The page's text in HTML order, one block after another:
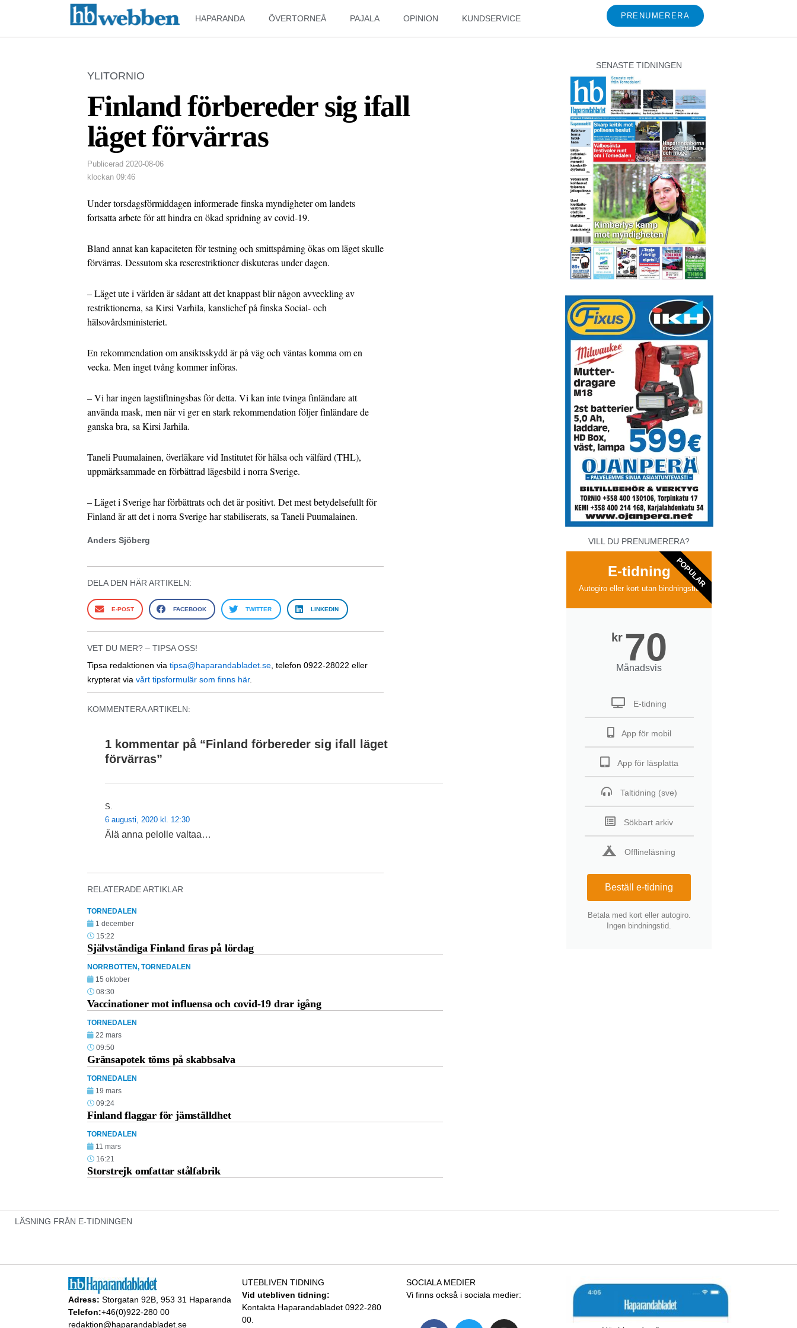
HAPARANDA ÖVERTORNEÅ PAJALA OPINION KUNDSERVICE PRENUMERERA
YLITORNIO
Finland förbereder sig ifall
läget förvärras
Publicerad 2020-08-06
klockan 09:46
Under torsdagsförmiddagen informerade finska myndigheter om landets
fortsatta arbete för att hindra en ökad spridning av covid-19.
Bland annat kan kapaciteten för testning och smittspårning ökas om läget skulle
förvärras. Dessutom ska reserestriktioner diskuteras under dagen.
– Läget ute i världen är sådant att det knappast blir någon avveckling av
restriktionerna, sa Kirsi Varhila, kanslichef på finska Social- och
hälsovårdsministeriet.
En rekommendation om ansiktsskydd är på väg och väntas komma om en
vecka. Men inget tvång kommer införas.
– Vi har ingen lagstiftningsbas för detta. Vi kan inte tvinga finländare att
använda mask, men när vi ger en stark rekommendation följer finländare de
ganska bra, sa Kirsi Jarhila.
Taneli Puumalainen, överläkare vid Institutet för hälsa och välfärd (THL),
uppmärksammade en förbättrad lägesbild i norra Sverige.
– Läget i Sverige har förbättrats och det är positivt. Det mest betydelsefullt för
Finland är att det i norra Sverige har stabiliserats, sa Taneli Puumalainen.
Anders Sjöberg
DELA DEN HÄR ARTIKELN:
E-POST FACEBOOK TWITTER LINKEDIN
VET DU MER? – TIPSA OSS!
Tipsa redaktionen via tipsa@haparandabladet.se , telefon 0922-28022 eller
krypterat via vårt tipsformulär som finns här.
KOMMENTERA ARTIKELN:
1 kommentar på “Finland förbereder sig ifall läget
förvärras”
S.
6 augusti, 2020 kl. 12:30
Älä anna pelolle valtaa…
RELATERADE ARTIKLAR
TORNEDALEN
1 december
15:22
Självständiga Finland firas på lördag
NORRBOTTEN, TORNEDALEN
15 oktober
08:30
Vaccinationer mot influensa och covid-19 drar igång
TORNEDALEN
22 mars
09:50
Gränsapotek töms på skabbsalva
TORNEDALEN
19 mars
09:24
Finland flaggar för jämställdhet
TORNEDALEN
11 mars
16:21
Storstrejk omfattar stålfabrik
SENASTE TIDNINGEN
VILL DU PRENUMERERA?
E-tidning
Autogiro eller kort utan bindningstid
kr 70
Månadsvis
E-tidning
App för mobil
App för läsplatta
Taltidning (sve)
Sökbart arkiv
Offlineläsning
Beställ e-tidning
Betala med kort eller autogiro.
Ingen bindningstid.
POPULAR
LÄSNING FRÅN E-TIDNINGEN
Adress: Storgatan 92B, 953 31 Haparanda
Telefon:+46(0)922-280 00
redaktion@haparandabladet.se
UTEBLIVEN TIDNING
Vid utebliven tidning:
Kontakta Haparandabladet 0922-280
00.
SOCIALA MEDIER
Vi finns också i sociala medier: